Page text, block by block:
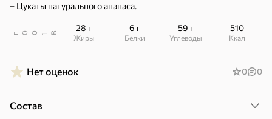
– Цукаты натурального ананаса.
В
1 00
г
28 г
Жиры
6 г
Белки
59 г
Углеводы
510
ккал
Нет оценок 0 0
Состав
138 ₸
37 г
В корзину
222 ₸
178 ₸
45 г
154 ₸
В корзину
Сладости и десерты